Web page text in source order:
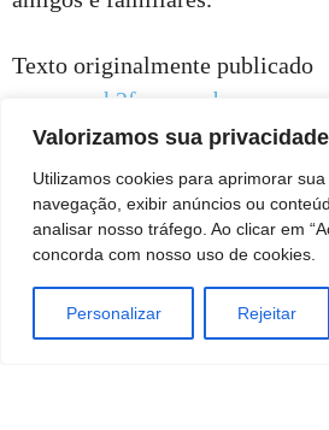
Valorizamos sua privacidade
Utilizamos cookies para aprimorar
navegação, exibir anúncios ou
analisar nosso tráfego. Ao clicar em
concorda com nosso uso de cookies.
Personalizar Rejeitar
Texto originalmente publicado
www.h2foz.com.br.